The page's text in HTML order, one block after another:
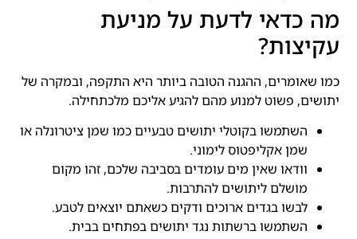
מה כדאי לדעת על מניעת
עקיצות?
כמו שאומרים, ההגנה הטובה ביותר היא התקפה, ובמקרה של
יתושים, פשוט למנוע מהם להגיע אליכם מלכתחילה.
השתמשו בקוטלי יתושים טבעיים כמו שמן ציטרונלה או
שמן אקליפטוס לימוני.
וודאו שאין מים עומדים בסביבה שלכם, זהו מקום
מושלם ליתושים להתרבות.
לבשו בגדים ארוכים ודקים כשאתם יוצאים לטבע.
השתמשו ברשתות נגד יתושים בפתחים בבית.